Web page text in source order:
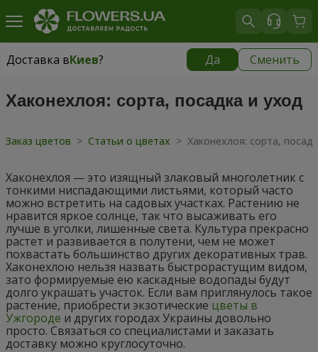
Доставка вКиев? Да Сменить
Доставка вКиев
Хаконехлоя: сорта, посадка и уход
Заказ цветов > Статьи о цветах > Хаконехлоя: сорта,
Хаконехлоя — это изящный злаковый многолетник с
тонкими ниспадающими листьями, который часто
можно встретить на садовых участках. Растению не
нравится яркое солнце, так что высаживать его
лучше в уголки, лишенные света. Культура прекрасно
растет и развивается в полутени, чем не может
похвастать большинство других декоративных трав.
Хаконехлою нельзя назвать быстрорастущим видом,
зато формируемые ею каскадные водопады будут
долго украшать участок. Если вам приглянулось такое
растение, приобрести экзотические цветы в
Ужгороде и других городах Украины довольно
просто. Связаться со специалистами и заказать
доставку можно круглосуточно.